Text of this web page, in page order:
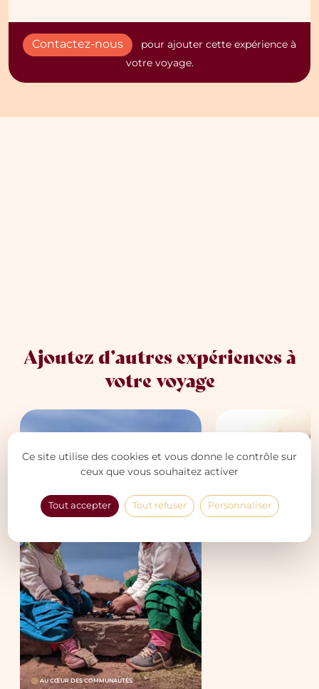
Contactez-nous
pour ajouter cette expérience à
votre voyage.
Ajoutez d’autres expériences à
votre voyage
AU CŒUR DES COMMUNAUTÉS
De la Vallée
Incas chez
Ce site utilise des cookies et vous donne le contrôle sur
ceux que vous souhaitez activer
Tout accepter Tout refuser Personnaliser